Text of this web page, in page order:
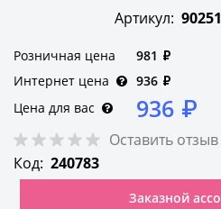
Артикул:
Розничная цена 981 ₽
Интернет цена
936 ₽
Цена для вас
936 ₽
Оставить отзыв
Код: 240783
Заказной